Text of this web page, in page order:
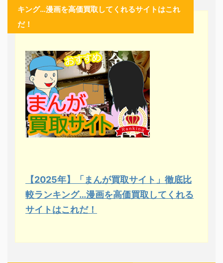
キング…漫画を高価買取してくれるサイトはこれ
だ！
【2025年】「まんが買取サイト」徹底比
較ランキング…漫画を高価買取してくれる
サイトはこれだ！